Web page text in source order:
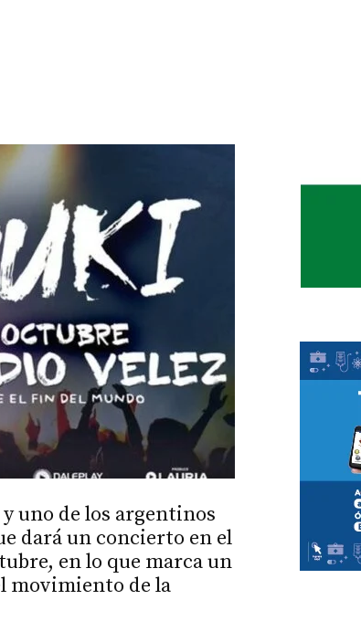
uno de los argentinos
dará un concierto en el
en lo que marca un
movimiento de la